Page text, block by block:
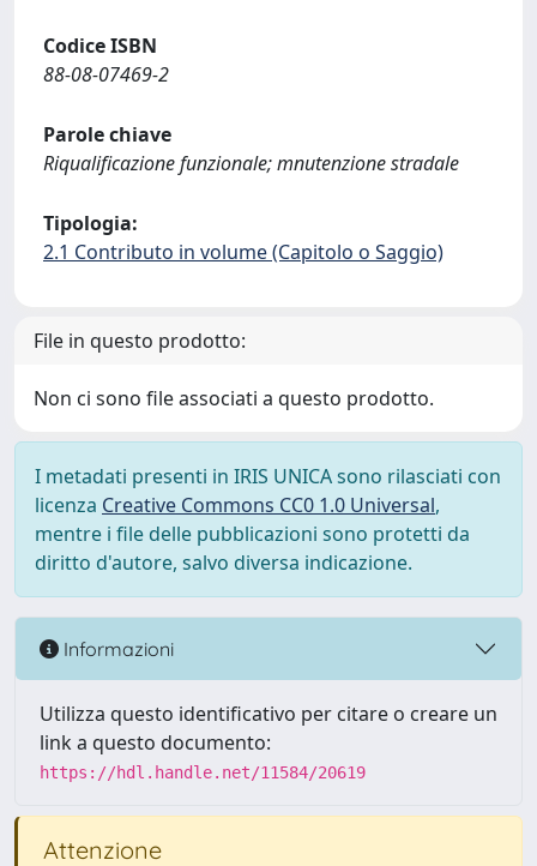
Codice ISBN
88-08-07469-2
Parole chiave
Riqualificazione funzionale; mnutenzione stradale
Tipologia:
2.1 Contributo in volume (Capitolo o Saggio)
File in questo prodotto:
Non ci sono file associati a questo prodotto.
I metadati presenti in IRIS UNICA sono rilasciati con
licenza Creative Commons CC0 1.0 Universal,
mentre i file delle pubblicazioni sono protetti da
diritto d'autore, salvo diversa indicazione.
Informazioni
Utilizza questo identificativo per citare o creare un
link a questo documento:
https://hdl.handle.net/11584/20619
Attenzione